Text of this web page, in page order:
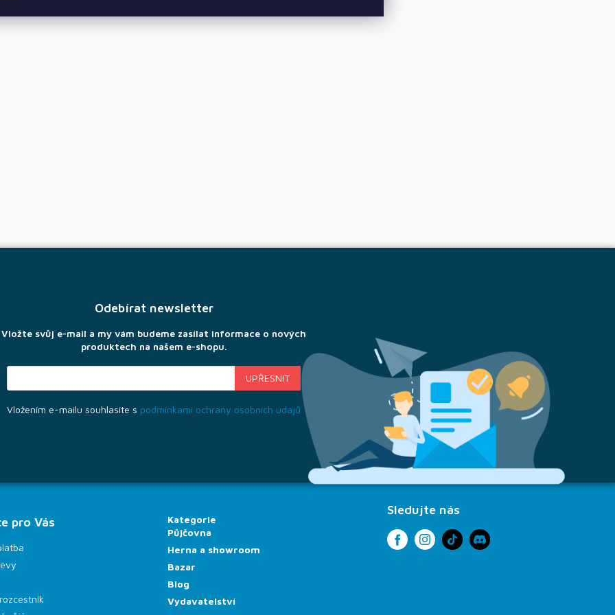
Odebírat newsletter
Vložte svůj e-mail a my vám budeme zasílat informace o nových
produktech na našem e-shopu.
Vložením e-mailu souhlasíte s podmínkami ochrany osobních údajů
pro Vás
Kategorie
Půjčovna
Herna a showroom
Bazar
Blog
Vydavatelství
Sledujte nás